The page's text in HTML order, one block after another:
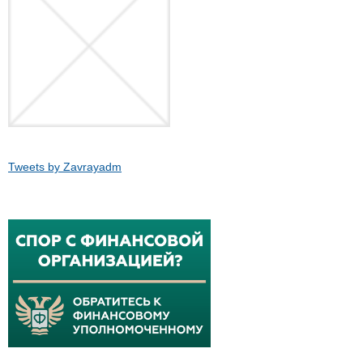
Tweets by Zavrayadm